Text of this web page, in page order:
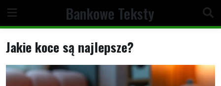
content
Bankowe Teksty
Jakie koce są najlepsze?